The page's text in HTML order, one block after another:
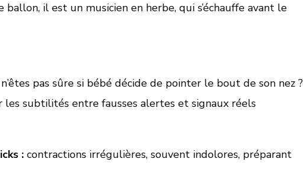
ballon, il est un musicien en herbe, qui s’échauffe avant le
pas sûre si bébé décide de pointer le bout de son nez ?
les subtilités entre fausses alertes et signaux réels
: contractions irrégulières, souvent indolores, préparant